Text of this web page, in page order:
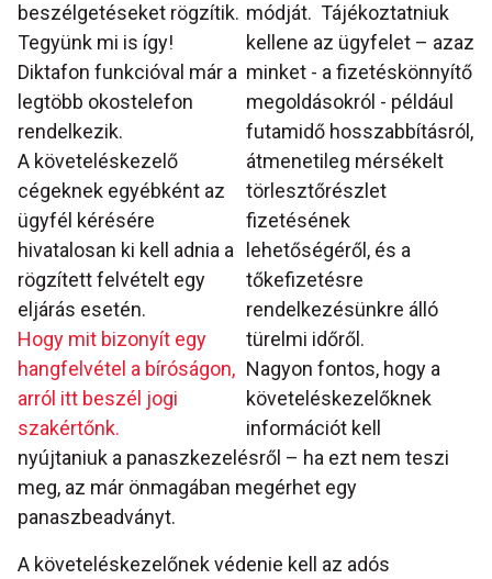
beszélgetéseket rögzítik.
Tegyünk mi is így!
Diktafon funkcióval már a
legtöbb okostelefon
rendelkezik.
A követeléskezelő
cégeknek egyébként az
ügyfél kérésére
hivatalosan ki kell adnia a
rögzített felvételt egy
eljárás esetén.
Hogy mit bizonyít egy
hangfelvétel a bíróságon,
arról itt beszél jogi
szakértőnk.
módját. Tájékoztatniuk
kellene az ügyfelet – azaz
minket - a fizetéskönnyítő
megoldásokról - például
futamidő hosszabbításról,
átmenetileg mérsékelt
törlesztőrészlet
fizetésének
lehetőségéről, és a
tőkefizetésre
rendelkezésünkre álló
türelmi időről.
Nagyon fontos, hogy a
követeléskezelőknek
információt kell
nyújtaniuk a panaszkezelésről – ha ezt nem teszi
meg, az már önmagában megérhet egy
panaszbeadványt.
A követeléskezelőnek védenie kell az adós